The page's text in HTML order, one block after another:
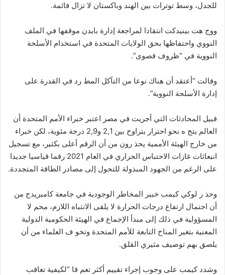
للجدل، وسط توترات بين الهند وباكستان لا تزال قائمة.
ووج هت بينيدكت انتقادا لمراجعة إدارة بايدن موقفها في الملف
النووي واحتفاظها بحق الولايات المتحدة في استخدام الأسلحة
النووية في “ظروف قصوى”.
وقالت “أعتقد أن هناك نوعا من التآكل المط رد في القدرة على
إدارة الأسلحة النووية”.
قبيل المحادثات التي أجريت في مصر اعتبر خبراء الأمم المتحدة أن
العالم يتج ه نحو احترار يتراوح بين 2,1 و2,9 درجة مئوية، لكن خبراء
من خارج الهيئة الأممية يحذ رون من أن الرقم أعلى بكثير، مع تسجيل
انبعاثات غازات الاحتباس الحراري في العام 2021 رقما قياسيا جديدا
على الرغم من الجهود المبذولة للتحول إلى مصادر الطاقة المتجددة.
وحذ ر لوكي كيمب خبير المخاطر الوجودية في جامعة كامبريدج من
أن احتمال ارتفاع درجات الحرارة لا يلقى الانتباه اللازم، محم لا
المسؤولية في ذلك إلى مبدأ الإجماع في الهيئة الحكومية الدولية
المعنية بتغير المناخ التابعة للأمم المتحدة وتخو ف العلماء من أن
يلصق بهم توصيف مثيري القلق.
وشدد كيمب على وجوب إجراء تقييم أكثر تعم قا “لكيفية تعاقب